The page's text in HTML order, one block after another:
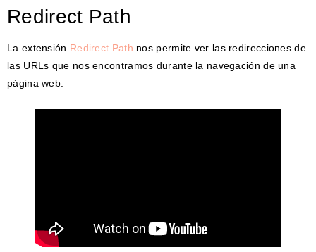
Redirect Path
La extensión Redirect Path nos permite ver las redirecciones de
las URLs que nos encontramos durante la navegación de una
página web.